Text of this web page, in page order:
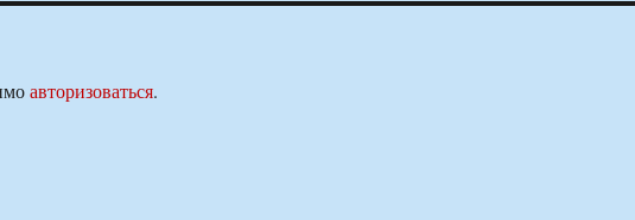
авторизоваться.